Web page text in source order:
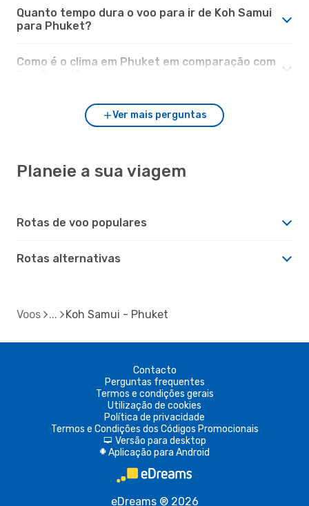
Quanto tempo dura o voo para ir de Koh Samui
para Phuket?
Como é o clima em Phuket em comparação com
Ver mais perguntas
Planeie a sua viagem
Rotas de voo populares
Rotas alternativas
Voos Koh Samui - Phuket
Contacto
Perguntas frequentes
Termos e condições gerais
Utilização de cookies
Política de privacidade
Termos e Condições dos Códigos Promocionais
d Versão para desktop
A Aplicação para Android
eDreams ® 2026